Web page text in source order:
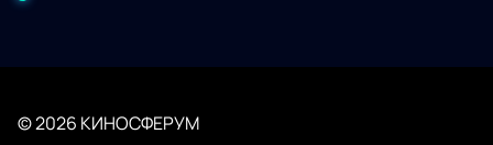
© 2026 КИНОСФЕРУМ